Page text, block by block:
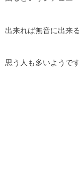
出来れば無音に出来
思う人も多いようです